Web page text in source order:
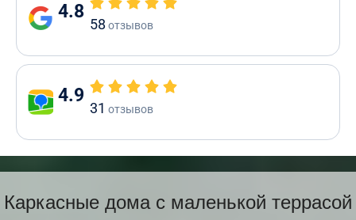
4.8
58 отзывов
4.9
31 отзывов
Каркасные дома с маленькой террасой